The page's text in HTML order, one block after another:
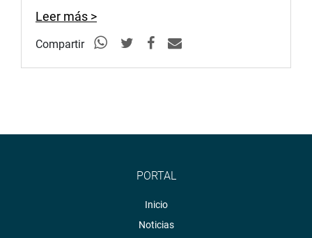
INSTITUCIONAL
Leer más >
Compartir
PORTAL
Inicio
Noticias